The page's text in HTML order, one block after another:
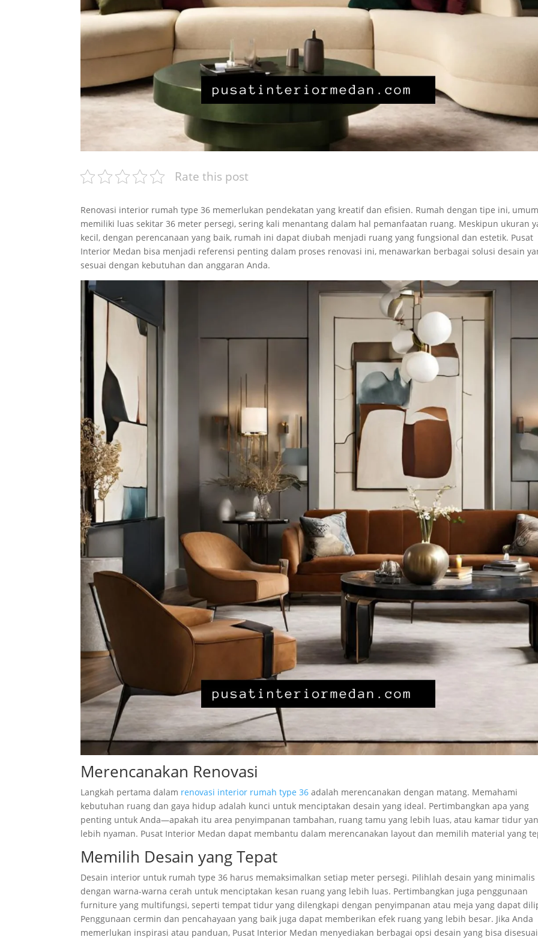
Rate this post
Renovasi interior rumah type 36 memerlukan pendekatan yang kreatif dan efisien. Rumah dengan tipe ini,
memiliki luas sekitar 36 meter persegi, sering kali menantang dalam hal pemanfaatan ruang. Meskipun ukuran
kecil, dengan perencanaan yang baik, rumah ini dapat diubah menjadi ruang yang fungsional dan estetik. Pusat
Interior Medan bisa menjadi referensi penting dalam proses renovasi ini, menawarkan berbagai solusi desain
sesuai dengan kebutuhan dan anggaran Anda.
Merencanakan Renovasi
Langkah pertama dalam renovasi interior rumah type 36 adalah merencanakan dengan matang. Memahami
kebutuhan ruang dan gaya hidup adalah kunci untuk menciptakan desain yang ideal. Pertimbangkan apa yang
penting untuk Anda—apakah itu area penyimpanan tambahan, ruang tamu yang lebih luas, atau kamar tidur
lebih nyaman. Pusat Interior Medan dapat membantu dalam merencanakan layout dan memilih material yang
Memilih Desain yang Tepat
Desain interior untuk rumah type 36 harus memaksimalkan setiap meter persegi. Pilihlah desain yang minimalis
dengan warna-warna cerah untuk menciptakan kesan ruang yang lebih luas. Pertimbangkan juga penggunaan
furniture yang multifungsi, seperti tempat tidur yang dilengkapi dengan penyimpanan atau meja yang dapat
Penggunaan cermin dan pencahayaan yang baik juga dapat memberikan efek ruang yang lebih besar. Jika Anda
memerlukan inspirasi atau panduan, Pusat Interior Medan menyediakan berbagai opsi desain yang bisa